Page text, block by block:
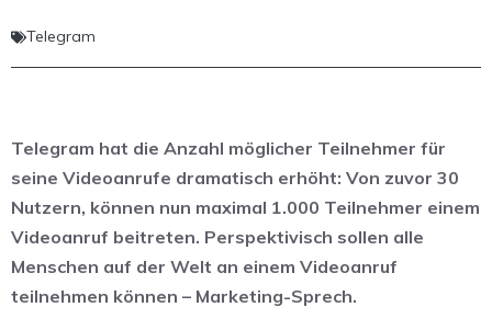
Telegram
Telegram hat die Anzahl möglicher Teilnehmer für
seine Videoanrufe dramatisch erhöht: Von zuvor 30
Nutzern, können nun maximal 1.000 Teilnehmer einem
Videoanruf beitreten. Perspektivisch sollen alle
Menschen auf der Welt an einem Videoanruf
teilnehmen können – Marketing-Sprech.